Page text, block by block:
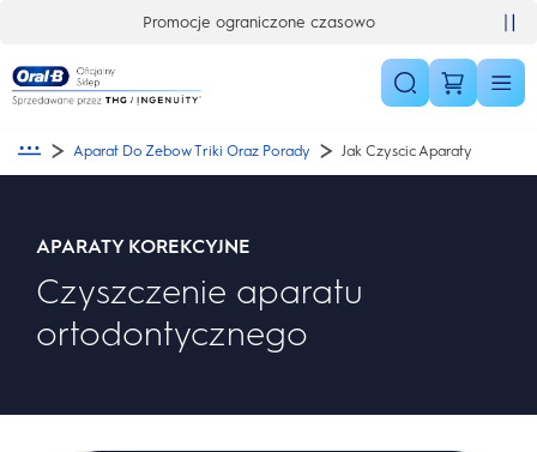
Promocje ograniczone czasowo
Aparat Do Zebow Triki Oraz Porady Jak Czyscic Aparaty
APARATY KOREKCYJNE
Czyszczenie aparatu
ortodontycznego